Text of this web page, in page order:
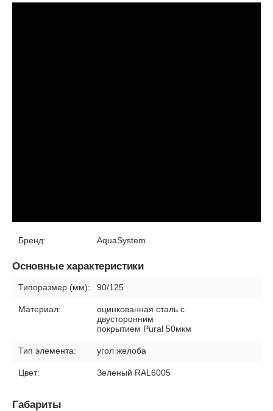
Бренд: AquaSystem
Основные характеристики
Типоразмер (мм): 90/125
Материал:
оцинкованная сталь с
двусторонним
покрытием Pural 50мкм
Тип элемента: угол желоба
Цвет: Зеленый RAL6005
Габариты